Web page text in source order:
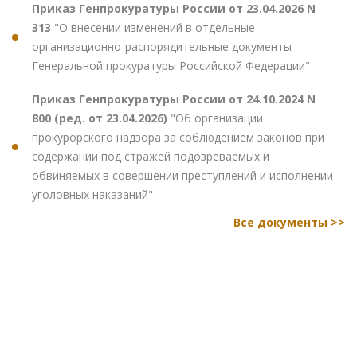
Приказ Генпрокуратуры России от 23.04.2026 N
313 "О внесении изменений в отдельные
организационно-распорядительные документы
Генеральной прокуратуры Российской Федерации"
Приказ Генпрокуратуры России от 24.10.2024 N
800 (ред. от 23.04.2026) "Об организации
прокурорского надзора за соблюдением законов при
содержании под стражей подозреваемых и
обвиняемых в совершении преступлений и исполнении
уголовных наказаний"
Все документы >>